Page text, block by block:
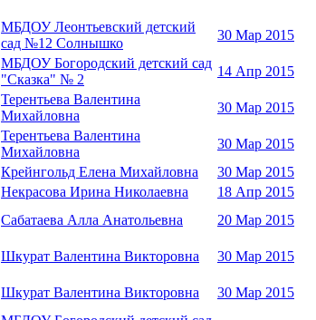
МБДОУ Леонтьевский детский
сад №12 Солнышко
30 Мар 2015
МБДОУ Богородский детский сад
"Сказка" № 2
14 Апр 2015
Терентьева Валентина
Михайловна
30 Мар 2015
Терентьева Валентина
Михайловна
30 Мар 2015
Крейнгольд Елена Михайловна
30 Мар 2015
Некрасова Ирина Николаевна
18 Апр 2015
Сабатаева Алла Анатольевна 20 Мар 2015
Шкурат Валентина Викторовна 30 Мар 2015
Шкурат Валентина Викторовна
30 Мар 2015